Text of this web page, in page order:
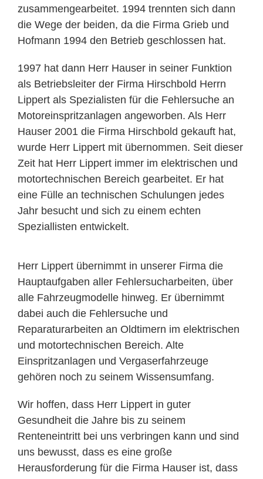
zusammengearbeitet. 1994 trennten sich dann
die Wege der beiden, da die Firma Grieb und
Hofmann 1994 den Betrieb geschlossen hat.
1997 hat dann Herr Hauser in seiner Funktion
als Betriebsleiter der Firma Hirschbold Herrn
Lippert als Spezialisten für die Fehlersuche an
Motoreinspritzanlagen angeworben. Als Herr
Hauser 2001 die Firma Hirschbold gekauft hat,
wurde Herr Lippert mit übernommen. Seit dieser
Zeit hat Herr Lippert immer im elektrischen und
motortechnischen Bereich gearbeitet. Er hat
eine Fülle an technischen Schulungen jedes
Jahr besucht und sich zu einem echten
Speziallisten entwickelt.
Herr Lippert übernimmt in unserer Firma die
Hauptaufgaben aller Fehlersucharbeiten, über
alle Fahrzeugmodelle hinweg. Er übernimmt
dabei auch die Fehlersuche und
Reparaturarbeiten an Oldtimern im elektrischen
und motortechnischen Bereich. Alte
Einspritzanlagen und Vergaserfahrzeuge
gehören noch zu seinem Wissensumfang.
Wir hoffen, dass Herr Lippert in guter
Gesundheit die Jahre bis zu seinem
Renteneintritt bei uns verbringen kann und sind
uns bewusst, dass es eine große
Herausforderung für die Firma Hauser ist, dass